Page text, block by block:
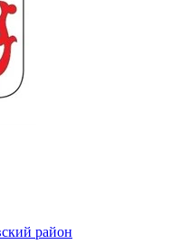
район